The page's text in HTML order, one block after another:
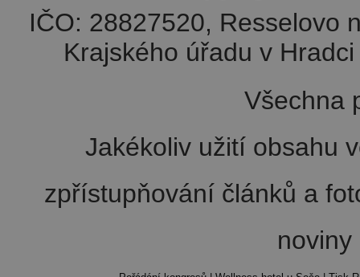
IČO: 28827520, Resselovo
Krajského úřadu v
Všechna
Jakékoliv užití obsahu
zpřístupňování článků a